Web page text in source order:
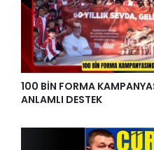
100 BİN FORMA
ANLAMLI DESTEK